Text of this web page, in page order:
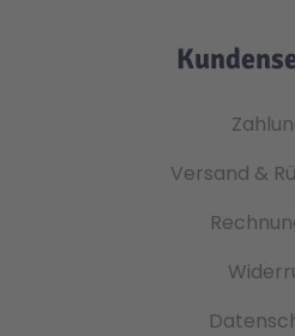
Versand &